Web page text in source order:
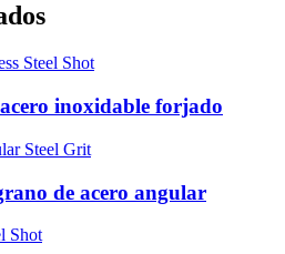
inoxidable forjado
de acero angular